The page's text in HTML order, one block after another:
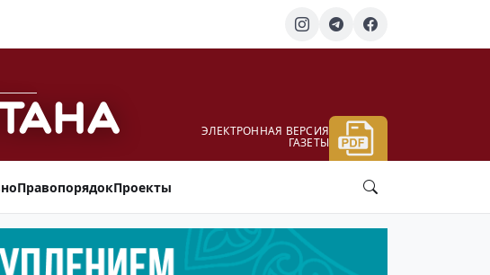
ЭЛЕКТРОННАЯ ВЕРСИЯ
ГАЗЕТЫ
ПравопорядокПроекты